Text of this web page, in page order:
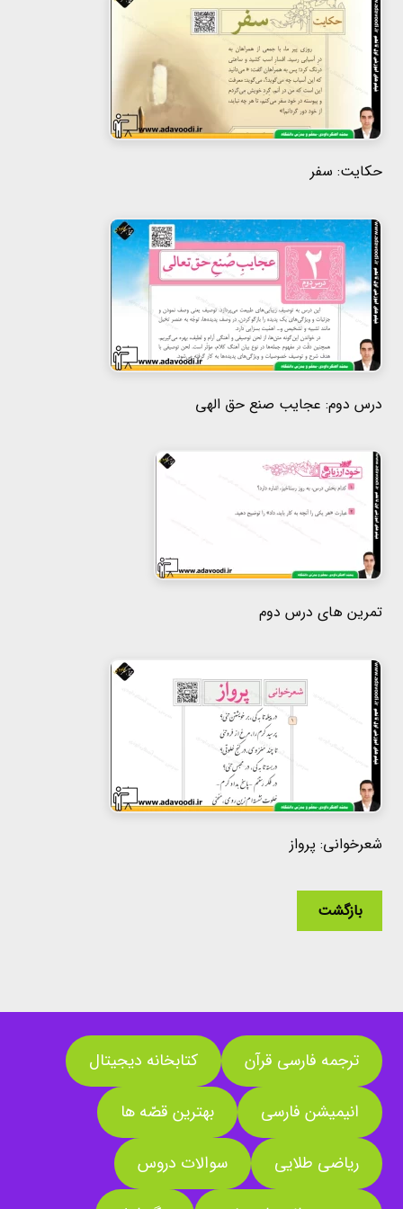
حکایت: سفر
درس دوم: عجایب صنع حق الهی
تمرین های درس دوم
شعرخوانی: پرواز
بازگشت
ترجمه فارسی قرآن کتابخانه دیجیتال
انیمیشن فارسی بهترین قصّه ها
ریاضی طلایی سوالات دروس